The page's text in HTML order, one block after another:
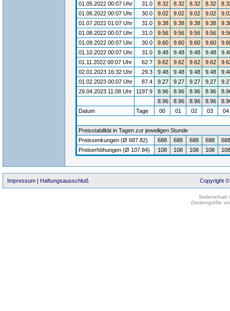
01.05.2022 00:07 Uhr
31.0 8.32 8.32 8.32 8.32
01.06.2022 00:07 Uhr
30.0 9.02 9.02 9.02 9.02
01.07.2022 01:07 Uhr
31.0 9.38 9.38 9.38 9.38
01.08.2022 00:07 Uhr
31.0 9.56 9.56 9.56 9.56
01.09.2022 00:07 Uhr
30.0 9.60 9.60 9.60 9.60
01.10.2022 00:07 Uhr
31.0 9.48 9.48 9.48 9.48
01.11.2022 00:07 Uhr
62.7 9.62 9.62 9.62 9.62
02.01.2023 16:32 Uhr
29.3 9.48 9.48 9.48 9.48
01.02.2023 00:07 Uhr
87.4 9.27 9.27 9.27 9.27
29.04.2023 11:08 Uhr
1197.9 8.96 8.96 8.96 8.96
8.96
8.96 8.96 8.96
Datum
Tage 00 01 02 03 04
Preisstabilität in Tagen zur jeweiligen Stunde
Preissenkungen (Ø 687.82)
688 688 688 688
688
Preiserhöhungen (Ø 107.84)
108 108 108 108 108
Impressum | Haftungsausschluß Copyright ©
Seiteninhalt
(Seitengröße